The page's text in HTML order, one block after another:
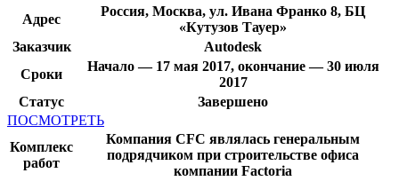
Адрес
Россия, Москва, ул. Ивана Франко 8, БЦ
«Кутузов Тауер»
Заказчик
Autodesk
Сроки
Начало — 17 мая 2017, окончание — 30 июля
2017
Статус
Завершено
ПОСМОТРЕТЬ
Комплекс
работ
Компания CFC являлась генеральным
подрядчиком при строительстве офиса
компании Factoria